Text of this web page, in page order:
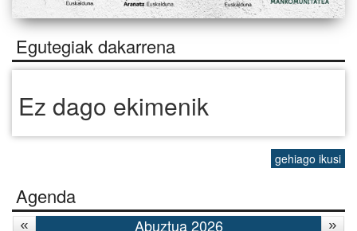
Egutegiak dakarrena
Ez dago ekimenik
gehiago ikusi
Agenda
Abuztua 2026